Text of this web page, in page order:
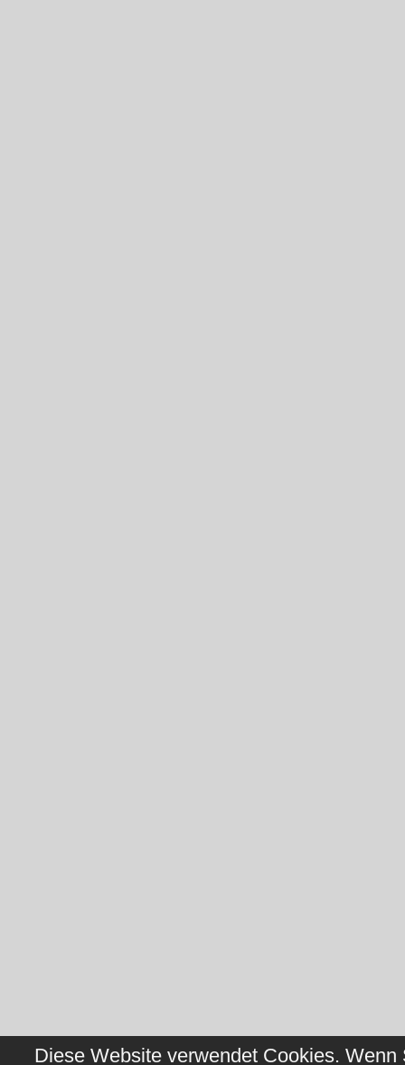
Diese Website verwendet Cookies.